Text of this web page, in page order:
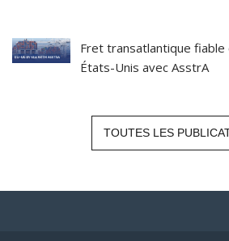
Fret transatlantique fiable
États-Unis avec AsstrA
TOUTES LES